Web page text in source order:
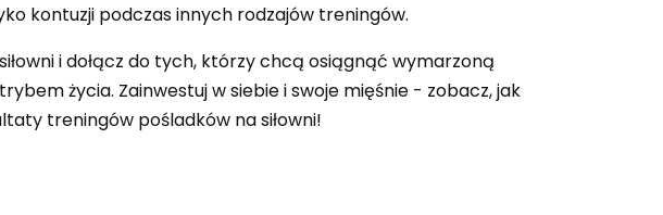
kontuzji podczas innych rodzajów treningów.
i dołącz do tych, którzy chcą osiągnąć wymarzoną
życia. Zainwestuj w siebie i swoje mięśnie - zobacz, jak
treningów pośladków na siłowni!